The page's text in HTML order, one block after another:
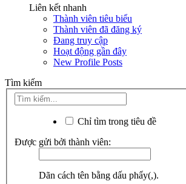
Liên kết nhanh
Thành viên tiêu biểu
Thành viên đã đăng ký
Đang truy cập
Hoạt động gần đây
New Profile Posts
Tìm kiếm
Chỉ tìm trong tiêu đề
Được gửi bởi thành viên:
Dãn cách tên bằng dấu phẩy(,).